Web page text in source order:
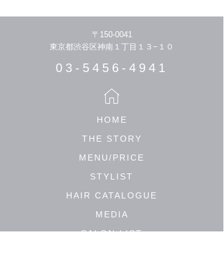
〒150-0041
東京都渋谷区神南１丁目１３−１０
03-5456-4941
HOME
THE STORY
MENU/PRICE
STYLIST
HAIR CATALOGUE
MEDIA
SALON LIST